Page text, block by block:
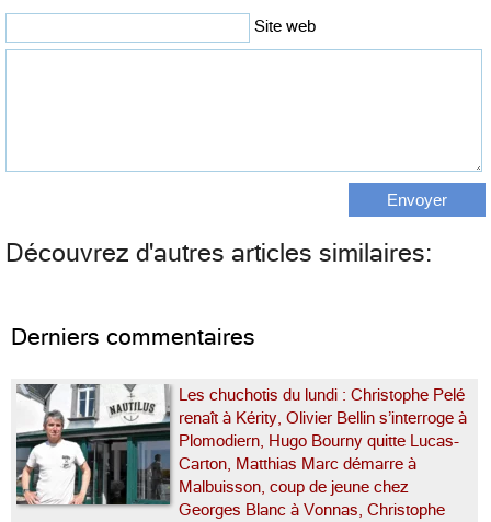
Site web
Découvrez d'autres articles similaires:
Derniers commentaires
Les chuchotis du lundi : Christophe Pelé
renaît à Kérity, Olivier Bellin s’interroge à
Plomodiern, Hugo Bourny quitte Lucas-
Carton, Matthias Marc démarre à
Malbuisson, coup de jeune chez
Georges Blanc à Vonnas, Christophe